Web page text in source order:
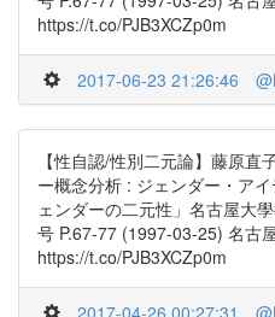
https://t.co/PJB3XCZp0m
2017-06-23 21:26:46
【性自認/性別二元論】藤原
ー概念分析 : ジェンダー・ア
ェンダーの二元性」名古屋大
号 P.67-77 (1997-03-25) 名古
https://t.co/PJB3XCZp0m
2017-04-26 00:27:31